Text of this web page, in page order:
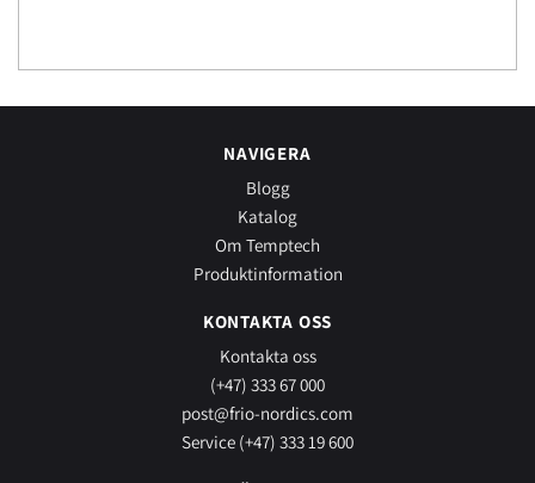
NAVIGERA
Blogg
Katalog
Om Temptech
Produktinformation
KONTAKTA OSS
Kontakta oss
(+47) 333 67 000
post@frio-nordics.com
Service (+47) 333 19 600